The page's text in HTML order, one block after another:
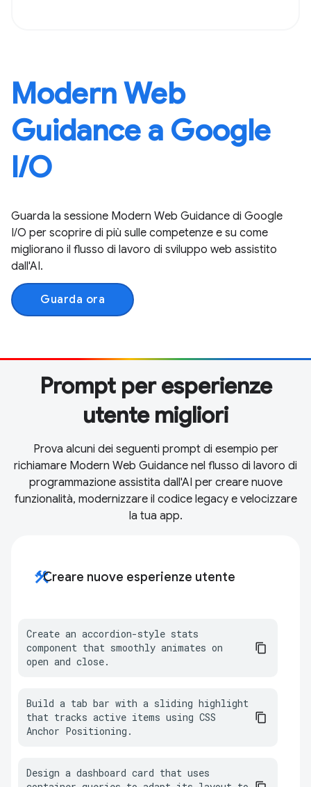
Modern Web
Guidance a Google
I / O
Guarda la sessione Modern Web Guidance di Google
I / O per scoprire di più sulle competenze e su come
migliorano il flusso di lavoro di sviluppo web assistito
dall'AI.
Guarda ora
Prompt per esperienze
utente migliori
Prova alcuni dei seguenti prompt di esempio per
richiamare Modern Web Guidance nel flusso di lavoro di
programmazione assistita dall'AI per creare nuove
funzionalità, modernizzare il codice legacy e velocizzare
la tua app.
constructionCreare nuove esperienze utente
Create an accordion-style stats
component that smoothly animates on
open and close.
Build a tab bar with a sliding highlight
that tracks active items using CSS
Anchor Positioning.
Design a dashboard card that uses